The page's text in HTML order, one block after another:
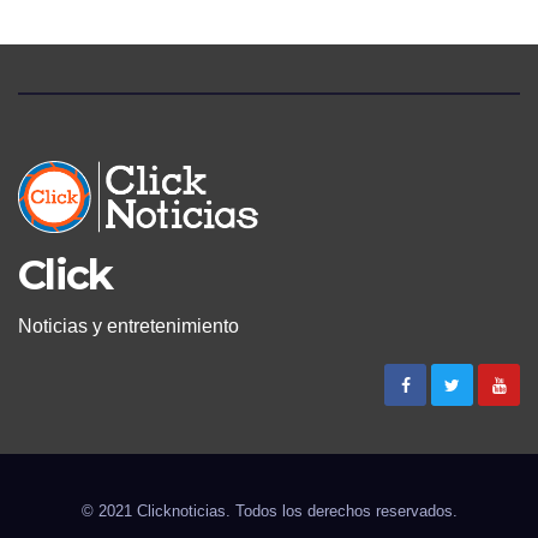
Click
Noticias y entretenimiento
© 2021 Clicknoticias. Todos los derechos reservados.